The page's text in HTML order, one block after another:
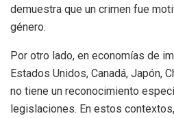
demuestra que un crimen fue
género.
Por otro lado, en economías de
Estados Unidos, Canadá, Japón,
no tiene un reconocimiento
legislaciones. En estos